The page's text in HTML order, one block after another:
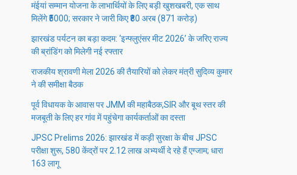
मंईयां सम्मान योजना के लाभार्थियों के लिए बड़ी खुशखबरी, एक साथ
मिलेंगे ₹5000; सरकार ने जारी किए ₹80 अरब (871 करोड़)
झारखंड पर्यटन का बड़ा कदम: ‘इन्फ्लुएंसर मीट 2026’ के जरिए राज्य
की ब्रांडिंग को मिलेगी नई रफ्तार
राजकीय श्रावणी मेला 2026 की तैयारियों को लेकर मंत्री सुदिव्य कुमार
ने की समीक्षा बैठक
पूर्व विधायक के आवास पर JMM की महाबैठक,SIR और बूथ स्तर की
मजबूती के लिए हर गांव में पहुंचेगा कार्यकर्ताओं का दस्ता
JPSC Prelims 2026: झारखंड में कड़ी सुरक्षा के बीच JPSC
परीक्षा शुरू, 580 केंद्रों पर 2.12 लाख अभ्यर्थी दे रहे हैं एग्जाम; धारा
163 लागू